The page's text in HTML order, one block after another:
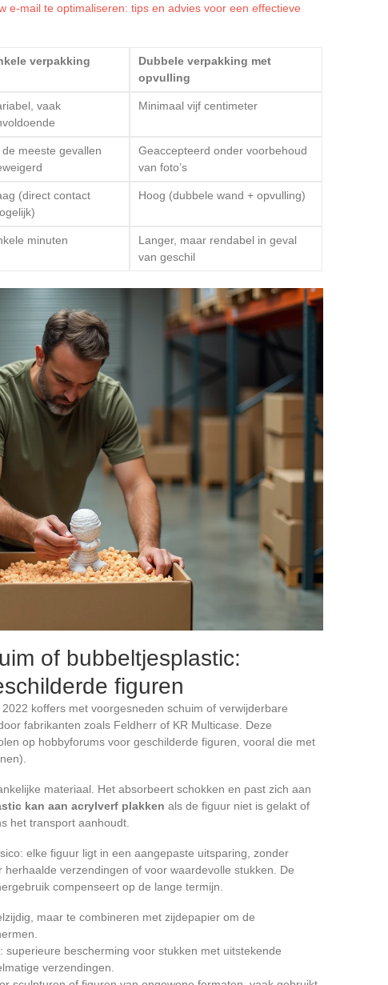
e-mail te optimaliseren: tips en advies voor een effectieve
verpakking
Dubbele verpakking met
opvulling
vaak
Minimaal vijf centimeter
de meeste gevallen
Geaccepteerd onder voorbehoud
van foto’s
(direct contact
Hoog (dubbele wand + opvulling)
minuten
Langer, maar rendabel in geval
van geschil
of bubbeltjesplastic:
figuren
koffers met voorgesneden schuim of verwijderbare
fabrikanten zoals Feldherr of KR Multicase. Deze
op hobbyforums voor geschilderde figuren, vooral die met
materiaal. Het absorbeert schokken en past zich aan
kan aan acrylverf plakken als de figuur niet is gelakt of
het transport aanhoudt.
elke figuur ligt in een aangepaste uitsparing, zonder
verzendingen of voor waardevolle stukken. De
compenseert op de lange termijn.
maar te combineren met zijdepapier om de
superieure bescherming voor stukken met uitstekende
verzendingen.